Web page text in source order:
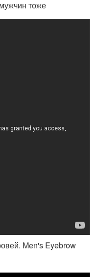
тоже
Men's Eyebrow